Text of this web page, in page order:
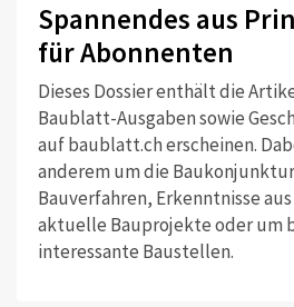
Spannendes aus
für Abonnenten
Dieses Dossier enthält die
Baublatt-Ausgaben sowie
auf baublatt.ch erscheinen.
anderem um die
Bauverfahren, Erkenntnisse
aktuelle Bauprojekte oder um
interessante Baustellen.